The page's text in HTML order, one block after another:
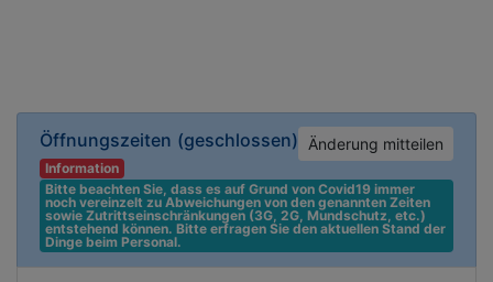
Öffnungszeiten (geschlossen) Änderung mitteilen
Information
Bitte beachten Sie, dass es auf Grund von Covid19 immer
noch vereinzelt zu Abweichungen von den genannten Zeiten
sowie Zutrittseinschränkungen (3G, 2G, Mundschutz, etc.)
entstehend können. Bitte erfragen Sie den aktuellen Stand der
Dinge beim Personal.